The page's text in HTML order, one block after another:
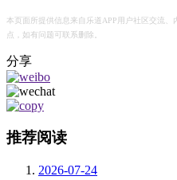
本页面所提供信息来自乐道APP用户社区交流
点，如有问题可联系删除。
分享
推荐阅读
2026-07-24